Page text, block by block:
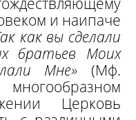
и наипаче
как вы сделали
братьев Моих
Мне» (Мф.
Церковь